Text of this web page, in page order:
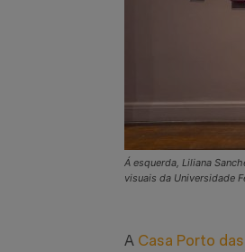
Á esquerda, Liliana
visuais da Universidade
A Casa Porto